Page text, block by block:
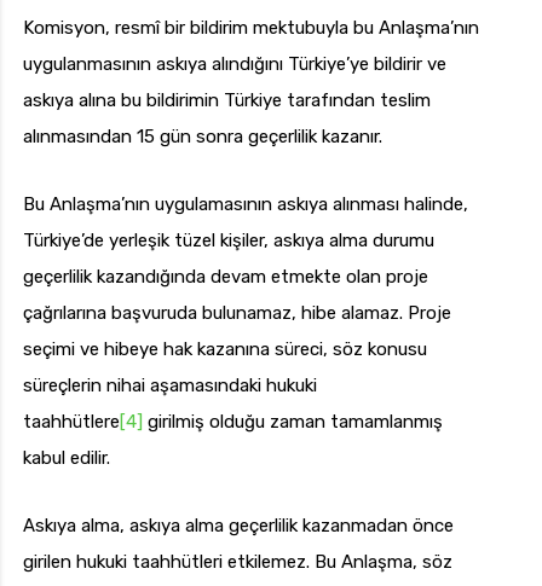
Komisyon, resmî bir bildirim mektubuyla bu Anlaşma’nın
uygulanmasının askıya alındığını Türkiye’ye bildirir ve
askıya alına bu bildirimin Türkiye tarafından teslim
alınmasından 15 gün sonra geçerlilik kazanır.
Bu Anlaşma’nın uygulamasının askıya alınması halinde,
Türkiye’de yerleşik tüzel kişiler, askıya alma durumu
geçerlilik kazandığında devam etmekte olan proje
çağrılarına başvuruda bulunamaz, hibe alamaz. Proje
seçimi ve hibeye hak kazanına süreci, söz konusu
süreçlerin nihai aşamasındaki hukuki
taahhütlere[4] girilmiş olduğu zaman tamamlanmış
kabul edilir.
Askıya alma, askıya alma geçerlilik kazanmadan önce
girilen hukuki taahhütleri etkilemez. Bu Anlaşma, söz